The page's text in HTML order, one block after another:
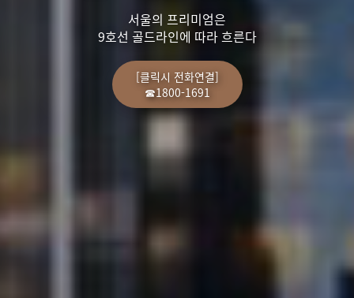
서울의 프리미엄은
9호선 골드라인에 따라 흐른다
[클릭시 전화연결]
☎1800-1691